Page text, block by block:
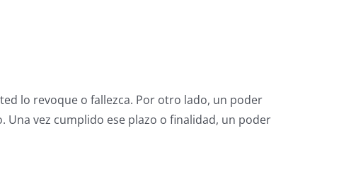
lo revoque o fallezca. Por otro lado, un poder
vez cumplido ese plazo o finalidad, un poder